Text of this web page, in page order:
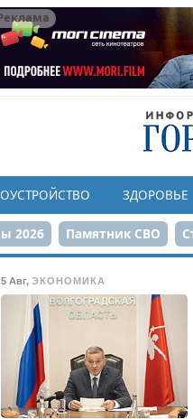
ЗДОРОВЬЕ
2026 Памятник СВО
5 Авг,ЭКОНОМИКА